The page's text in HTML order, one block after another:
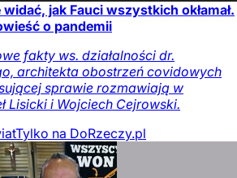
jak Fauci wszystkich okłamał.
o pandemii
fakty ws. działalności dr.
architekta obostrzeń covidowych
sprawie rozmawiają w
Lisicki i Wojciech Cejrowski.
Tylko na DoRzeczy.pl